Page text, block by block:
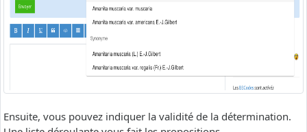
Ensuite, vous pouvez indiquer la validité de la détermination.